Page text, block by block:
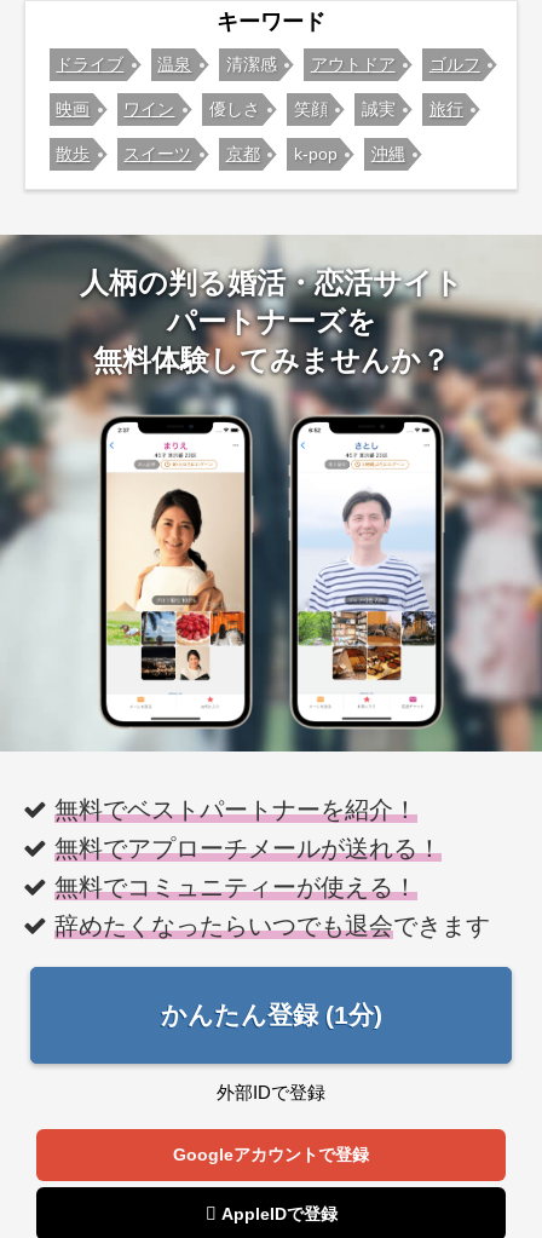
キーワード
ドライブ 温泉 清潔感 アウトドア ゴルフ
映画 ワイン 優しさ 笑顔 誠実 旅行
散歩 スイーツ 京都 k-pop 沖縄
人柄の判る婚活・恋活サイト
パートナーズを
無料体験してみませんか？
無料でベストパートナーを紹介！
無料でアプローチメールが送れる！
無料でコミュニティーが使える！
辞めたくなったらいつでも退会できます
かんたん登録 (1分)
外部IDで登録
Googleアカウントで登録
 AppleIDで登録